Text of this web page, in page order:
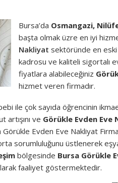
Bursa’da Osmangazi,
başta olmak üzre en iyi
Nakliyat sektöründe en
kadrosu ve kaliteli sigortalı
fiyatlara alabileceğiniz
hizmet veren firmadır.
ile çok sayıda öğrencinin
artışını ve Görükle Evden Eve
Evden Eve Nakliyat
sorumluluğunu üstlenerek
bölgesinde Bursa Görükle
faaliyet göstermektedir.